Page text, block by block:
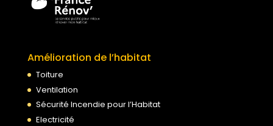
Amélioration de l’habitat
Toiture
Ventilation
Sécurité Incendie pour l’Habitat
Electricité